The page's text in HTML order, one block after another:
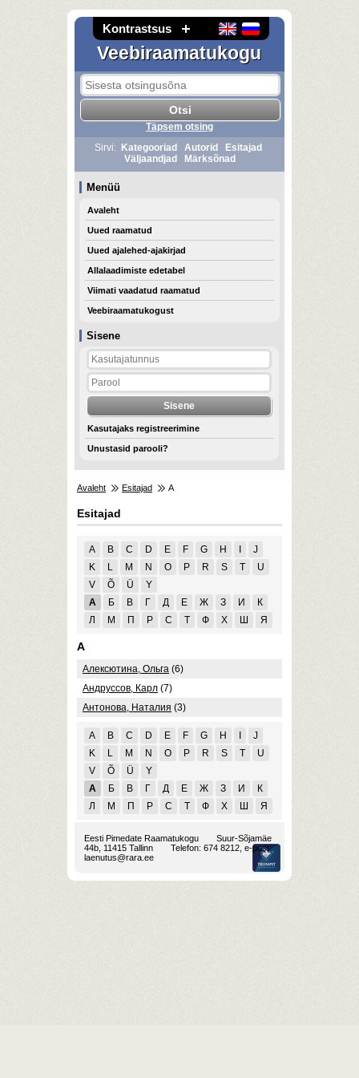
Kontrastsus
Veebiraamatukogu
Sisene
Kasutajaks registreerimine
Unustasid parooli?
Täpsem otsing
Sirvi:
Kategooriad Autorid
Esitajad
Väljaandjad
Märksõnad
Menüü
Avaleht
Uued raamatud
Uued ajalehed-ajakirjad
Allalaadimiste edetabel
Viimati vaadatud raamatud
Veebiraamatukogust
Avaleht Esitajad А
Esitajad
A B C D E F G H
J
K
L M N O P R S T
U
V
Õ Ü
Y
А
Б В Г Д Е Ж З И
К
Л
М П Р С Т Ф Х Ш Я
А
Алексютина, Ольга (6)
Андруссов, Карл (7)
Антонова, Наталия (3)
A B C D E F G H
J
K
L M N O P R S T
U
V
Õ Ü
Y
А
Б В Г Д Е Ж З И
К
Л
М П Р С Т Ф Х Ш Я
Eesti Pimedate Raamatukogu
Suur-Sõjamäe
44b, 11415 Tallinn
Telefon: 674 8212, e-post:
laenutus@rara.ee